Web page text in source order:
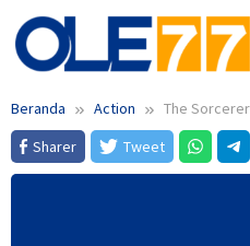
Loncat
ke
konten
Beranda Action
The
Sharer
Tweet